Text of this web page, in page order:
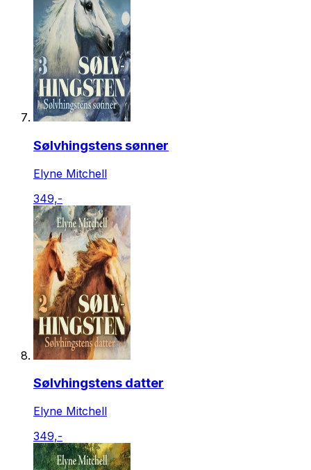
Sølvhingstens sønner
Elyne Mitchell
349,-
Sølvhingstens datter
Elyne Mitchell
349,-